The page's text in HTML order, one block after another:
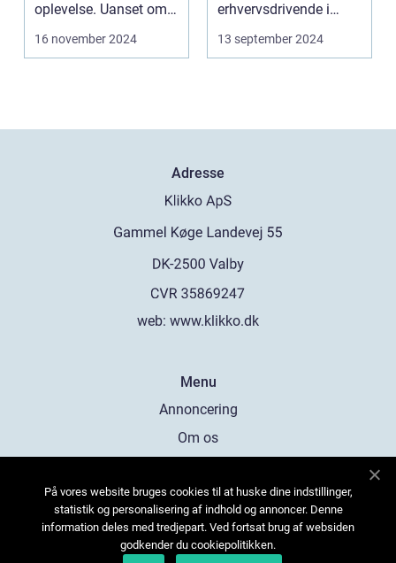
oplevelse. Uanset om
m...
16 november 2024
erhvervsdrivende i
Frederikshavn og
omegn. Det er p...
13 september 2024
Adresse
web: www.klikko.dk
Menu
Annoncering
Om os
Kontakt os
Sitemap
På vores website bruges cookies til at huske dine indstillinger,
statistik og personalisering af indhold og annoncer. Denne
information deles med tredjepart. Ved fortsat brug af websiden
godkender du cookiepolitikken.